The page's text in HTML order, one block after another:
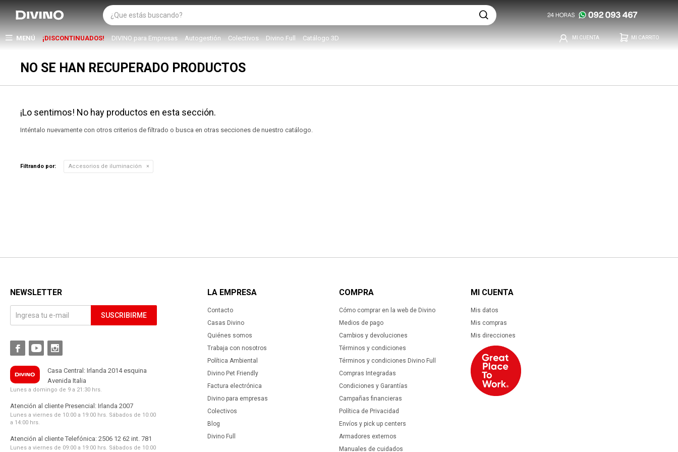
MENÚ ¡DISCONTINUADOS! DIVINO para Empresas Autogestión Colectivos Divino Full Catálogo 3D
NO SE HAN RECUPERADO PRODUCTOS
¡Lo sentimos! No hay productos en esta sección.
Inténtalo nuevamente con otros criterios de filtrado o busca en otras secciones de nuestro catálogo.
Filtrando por: Accesorios de iluminación
LA EMPRESA
Contacto
Casas Divino
Quiénes somos
Trabaja con nosotros
Política Ambiental
Divino Pet Friendly
Factura electrónica
Divino para empresas
Colectivos
Blog
Divino Full
COMPRA
Cómo comprar en la web de Divino
Medios de pago
Cambios y devoluciones
Términos y condiciones
Términos y condiciones Divino Full
Compras Integradas
Condiciones y Garantías
Campañas financieras
Política de Privacidad
Envíos y pick up centers
Armadores externos
Manuales de cuidados
MI CUENTA
Mis datos
Mis compras
Mis direcciones
NEWSLETTER
SUSCRIBIRME
  
Casa Central: Irlanda 2014 esquina
Avenida Italia
Lunes a domingo de 9 a 21:30 hrs.
Atención al cliente Presencial: Irlanda 2007
Lunes a viernes de 10:00 a 19:00 hrs. Sábados de 10:00
a 14:00 hrs.
Atención al cliente Telefónica: 2506 12 62 int. 781
Lunes a viernes de 09:00 a 19:00 hrs. Sábados de 10:00